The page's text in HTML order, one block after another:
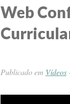
Web
Publicado em Vídeos